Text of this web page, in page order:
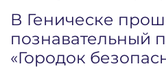
В Геническе
познавательный
«Городок